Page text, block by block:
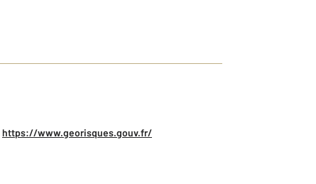
https://www.georisques.gouv.fr/